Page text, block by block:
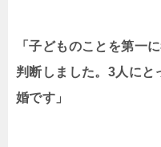
「子どものことを第一
判断しました。3人にと
婚です」